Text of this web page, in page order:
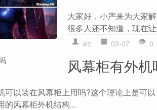
大家好，小严来为大家
很多人还不知道，现在
wz 03-07 0
风幕柜有外机
可以装在风幕柜上用吗?这个理论上是可
的风幕柜外机结构...